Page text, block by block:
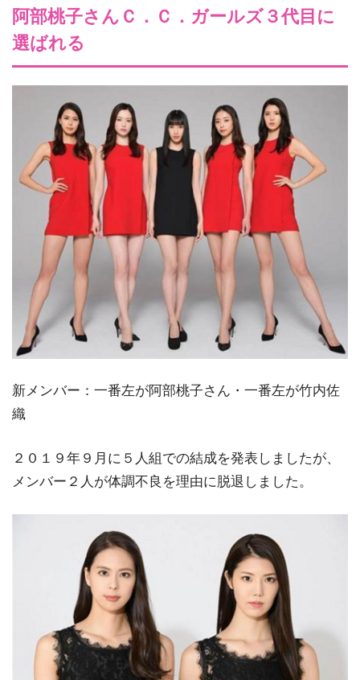
阿部桃子さんＣ．Ｃ．ガールズ３代目に
選ばれる
新メンバー：一番左が阿部桃子さん・一番左が竹内佐
織
２０１９年９月に５人組での結成を発表しましたが、
メンバー２人が体調不良を理由に脱退しました。